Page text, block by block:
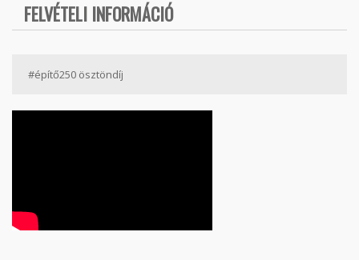
FELVÉTELI INFORMÁCIÓ
#építő250 ösztöndíj